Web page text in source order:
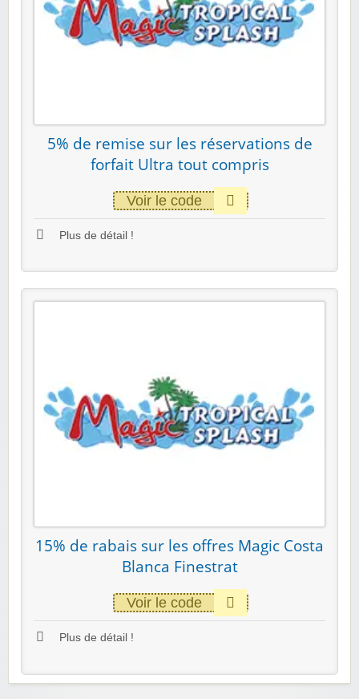
5% de remise sur les réservations de
forfait Ultra tout compris
Voir le code
Plus de détail !
15% de rabais sur les offres Magic Costa
Blanca Finestrat
Voir le code
Plus de détail !